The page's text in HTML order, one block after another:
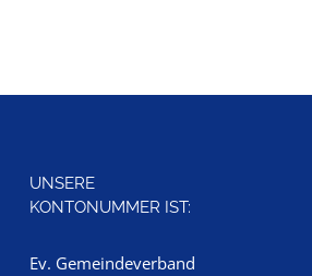
UNSERE
KONTONUMMER IST:
Ev. Gemeindeverband